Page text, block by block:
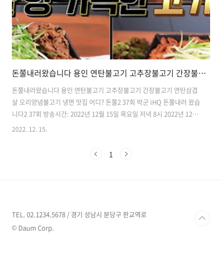
돈쭐내러왔습니다 용인 연탄불고기 고추장불고기 간장불고기 연탄삼겹살 오리양념불고기 냉면 맛집 어디? 돈쭐2 37회 박군
돈쭐내러왔습니다 용인 연탄불고기 고추장불고기 간장불고기 연탄삼겹
살 오리양념불고기 냉면 맛집 어디? 돈쭐2 37회 박군 iHQ 돈쭐내러 왔습
니다2 37회 방송시간: 2022년 12월 15일 목요일 저녁 8시 2022년 12월
15일 돈쭐내러 왔습니다2 에서는 일일 먹피아 요원으로 트로트가수 박
새신랑으로 "한잔해" 를 열창하며 등장하였다고 합니다. 이날 이뢰인은
2022. 12. 15.
1
TEL. 02.1234.5678 / 경기 성남시 분당구 판교역로
© Daum Corp.